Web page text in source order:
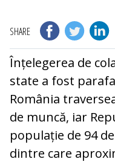
SHARE
Înțelegerea de
state a fost
România
de muncă, iar
populație de 94
dintre care